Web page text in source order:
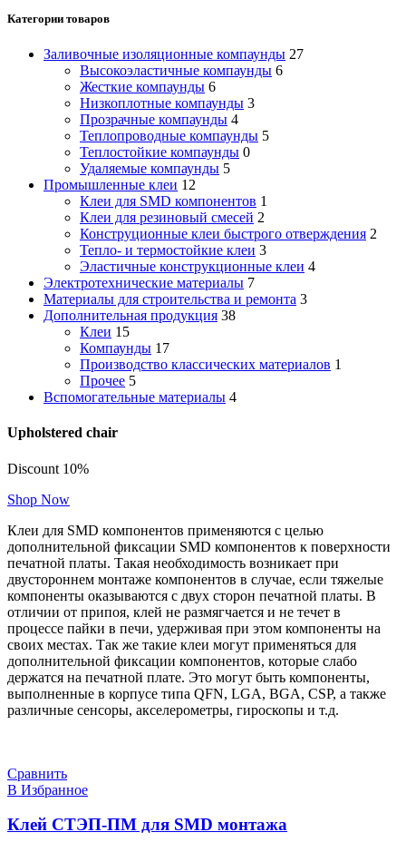
Категории товаров
Заливочные изоляционные компаунды 27
Высокоэластичные компаунды 6
Жесткие компаунды 6
Низкоплотные компаунды 3
Прозрачные компаунды 4
Теплопроводные компаунды 5
Теплостойкие компаунды 0
Удаляемые компаунды 5
Промышленные клеи 12
Клеи для SMD компонентов 1
Клеи для резиновый смесей 2
Конструционные клеи быстрого отверждения 2
Тепло- и термостойкие клеи 3
Эластичные конструкционные клеи 4
Электротехнические материалы 7
Материалы для строительства и ремонта 3
Дополнительная продукция 38
Клеи 15
Компаунды 17
Производство классических материалов 1
Прочее 5
Вспомогательные материалы 4
Upholstered chair
Discount 10%
Shop Now
Клеи для SMD компонентов применяются с целью
дополнительной фиксации SMD компонентов к поверхности
печатной платы. Такая необходимость возникает при
двустороннем монтаже компонентов в случае, если тяжелые
компоненты оказываются с двух сторон печатной платы. В
отличии от припоя, клей не размягчается и не течет в
процессе пайки в печи, удерживая при этом компоненты на
своих местах. Так же такие клеи могут применяться для
дополнительной фиксации компонентов, которые слабо
держатся на печатной плате. Это могут быть компоненты,
выполненные в корпусе типа QFN, LGA, BGA, CSP, а также
различные сенсоры, акселерометры, гироскопы и т.д.
Сравнить
В Избранное
Клей СТЭП-ПМ для SMD монтажа